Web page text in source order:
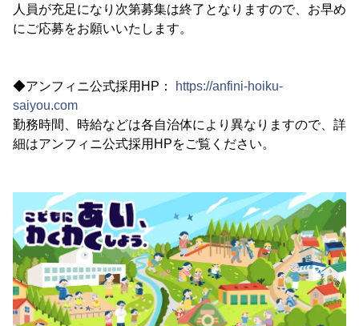
人員が充足になり次第募集は終了となりますので、お早め
にご応募をお願いいたします。
◆アンフィニ公式採用HP：
https://anfini-hoiku-
saiyou.com
勤務時間、時給などは各自治体により異なりますので、詳
細はアンフィニ公式採用HPをご覧ください。